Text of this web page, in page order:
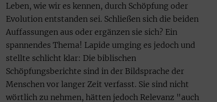
Leben, wie wir es kennen, durch Schöpfung oder
Evolution entstanden sei. Schließen sich die beiden
Auffassungen aus oder ergänzen sie sich? Ein
spannendes Thema! Lapide umging es jedoch und
stellte schlicht klar: Die biblischen
Schöpfungsberichte sind in der Bildsprache der
Menschen vor langer Zeit verfasst. Sie sind nicht
wörtlich zu nehmen, hätten jedoch Relevanz "auch